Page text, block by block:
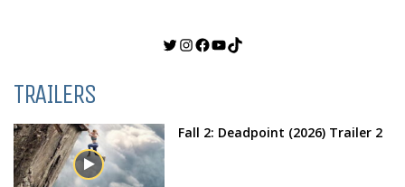
Twitter
Instagram
Facebook
YouTube
TikTok
TRAILERS
Fall 2: Deadpoint (2026) Trailer 2